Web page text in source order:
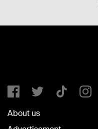
About us